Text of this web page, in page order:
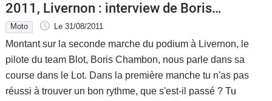
2011, Livernon : interview de Boris
Chambon
Moto Le 31/08/2011
Montant sur la seconde marche du podium à Livernon, le
pilote du team Blot, Boris Chambon, nous parle dans sa
course dans le Lot. Dans la première manche tu n'as pas
réussi à trouver un bon rythme, que s'est-il passé ? Tu